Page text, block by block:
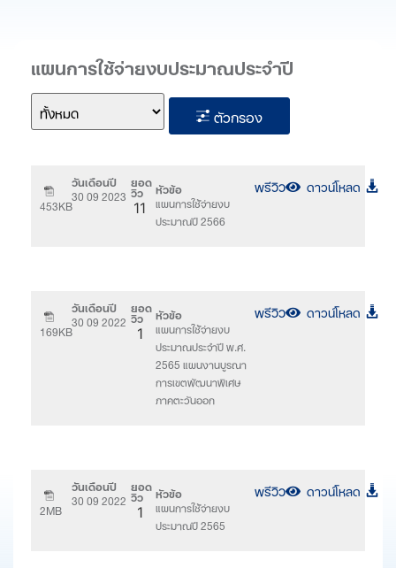
แผนการใช้จ่ายงบประมาณประจำปี
ตัวกรอง
453KB
วันเดือนปี
30 09 2023
ยอด
วิว
11
หัวข้อ
แผนการใช้จ่ายงบ
ประมาณปี 2566
พรีวิว ดาวน์โหลด
169KB
วันเดือนปี
30 09 2022
ยอด
วิว
1
หัวข้อ
แผนการใช้จ่ายงบ
ประมาณประจำปี พ.ศ.
2565 แผนงานบูรณา
การเขตพัฒนาพิเศษ
ภาคตะวันออก
พรีวิว ดาวน์โหลด
2MB
วันเดือนปี
30 09 2022
ยอด
วิว
1
หัวข้อ
แผนการใช้จ่ายงบ
ประมาณปี 2565
พรีวิว ดาวน์โหลด